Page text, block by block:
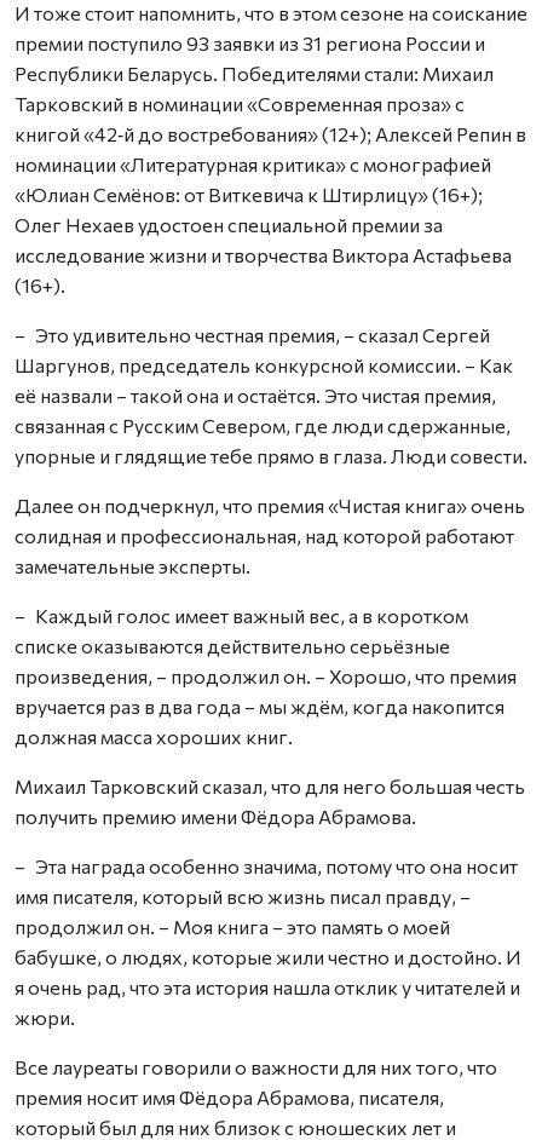
И тоже стоит напомнить, что в этом сезоне на соискание
премии поступило 93 заявки из 31 региона России и
Республики Беларусь. Победителями стали: Михаил
Тарковский в номинации «Современная проза» с
книгой «42‑й до востребования» (12+); Алексей Репин в
номинации «Литературная критика» с монографией
«Юлиан Семёнов: от Виткевича к Штирлицу» (16+);
Олег Нехаев удостоен специальной премии за
исследование жизни и творчества Виктора Астафьева
(16+).
– Это удивительно честная премия, – сказал Сергей
Шаргунов, председатель конкурсной комиссии. – Как
её назвали – такой она и остаётся. Это чистая премия,
связанная с Русским Севером, где люди сдержанные,
упорные и глядящие тебе прямо в глаза. Люди совести.
Далее он подчеркнул, что премия «Чистая книга» очень
солидная и профессиональная, над которой работают
замечательные эксперты.
– Каждый голос имеет важный вес, а в коротком
списке оказываются действительно серьёзные
произведения, – продолжил он. – Хорошо, что премия
вручается раз в два года – мы ждём, когда накопится
должная масса хороших книг.
Михаил Тарковский сказал, что для него большая честь
получить премию имени Фёдора Абрамова.
– Эта награда особенно значима, потому что она носит
имя писателя, который всю жизнь писал правду, –
продолжил он. – Моя книга – это память о моей
бабушке, о людях, которые жили честно и достойно. И
я очень рад, что эта история нашла отклик у читателей и
жюри.
Все лауреаты говорили о важности для них того, что
премия носит имя Фёдора Абрамова, писателя,
который был для них близок с юношеских лет и